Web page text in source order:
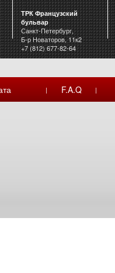
ТРК Французский
бульвар
Санкт-Петербург,
Б-р Новаторов, 11к2
+7 (812) 677-82-64
| F.A.Q |